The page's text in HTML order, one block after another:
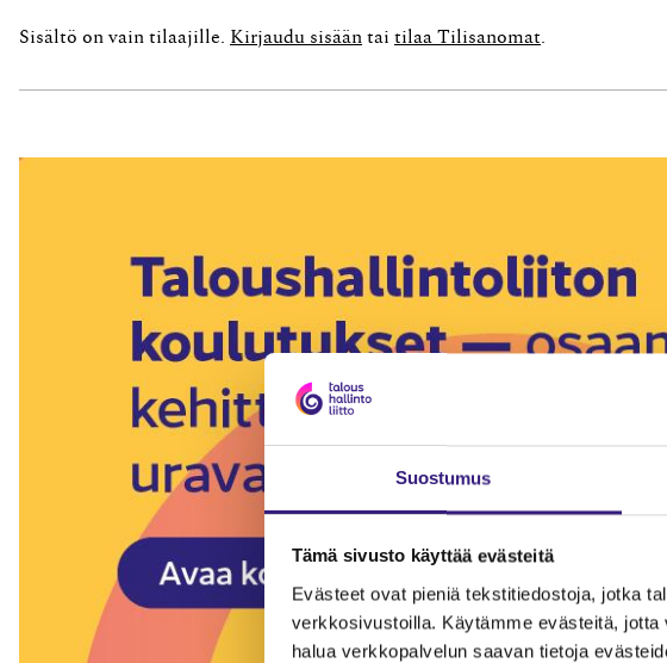
Suostumus
Tämä sivusto käyttää evästeitä
Evästeet ovat pieniä tekstitiedostoja, jotka
verkkosivustoilla. Käytämme evästeitä,
halua verkkopalvelun saavan tietoja
Sisältö on vain tilaajille. Kirjaudu sisään tai tilaa Tilisanomat